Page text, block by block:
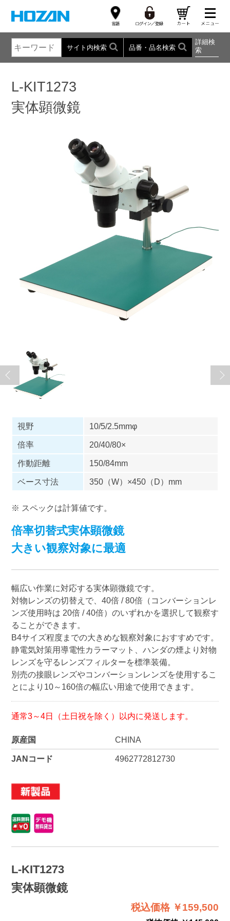
サイト内検索 品番・品名検索
詳細検
索
L-KIT1273
実体顕微鏡
視野
10/5/2.5mmφ
倍率
20/40/80×
作動距離
150/84mm
ベース寸法
350（W）×450（D）mm
※ スペックは計算値です。
倍率切替式実体顕微鏡
大きい観察対象に最適
幅広い作業に対応する実体顕微鏡です。
対物レンズの切替えで、40倍 / 80倍（コンバーションレ
ンズ使用時は 20倍 / 40倍）のいずれかを選択して観察す
ることができます。
B4サイズ程度までの大きめな観察対象におすすめです。
静電気対策用導電性カラーマット、ハンダの煙より対物
レンズを守るレンズフィルターを標準装備。
別売の接眼レンズやコンバーションレンズを使用するこ
とにより10～160倍の幅広い用途で使用できます。
通常3～4日（土日祝を除く）以内に発送します。
原産国 CHINA
JANコード 4962772812730
L-KIT1273
実体顕微鏡
税込価格 ￥159,500